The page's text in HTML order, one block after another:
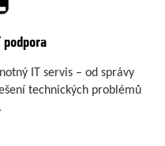
IT servis – od správy
technických problémů